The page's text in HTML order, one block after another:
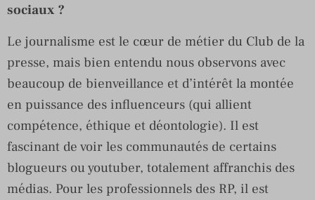
sociaux ?
Le journalisme est le cœur de métier du Club de la
presse, mais bien entendu nous observons avec
beaucoup de bienveillance et d’intérêt la montée
en puissance des influenceurs (qui allient
compétence, éthique et déontologie). Il est
fascinant de voir les communautés de certains
blogueurs ou youtuber, totalement affranchis des
médias. Pour les professionnels des RP, il est